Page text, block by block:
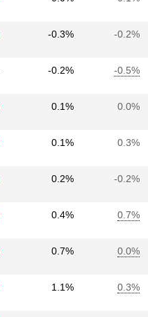
-0.3% -0.2%
-0.2% -0.5%
0.1% 0.0%
0.1% 0.3%
0.2% -0.2%
0.4% 0.7%
0.7% 0.0%
1.1% 0.3%